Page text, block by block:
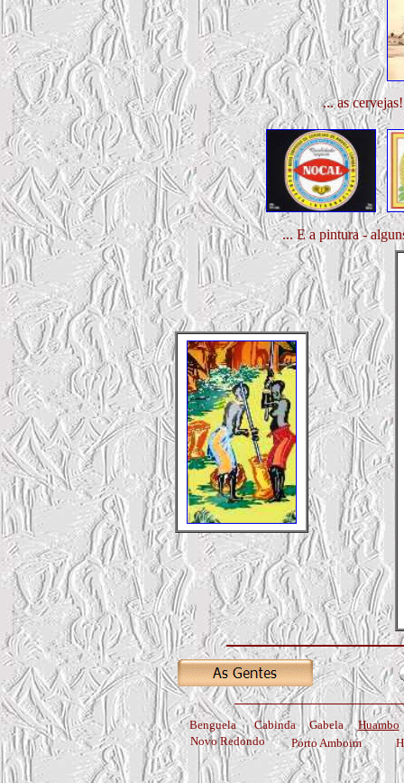
... as
... E a pintura -
Benguela Cabinda Gabela
Huambo
Novo Redondo
Porto Amboim